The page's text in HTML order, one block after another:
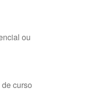
ou
curso
agenda